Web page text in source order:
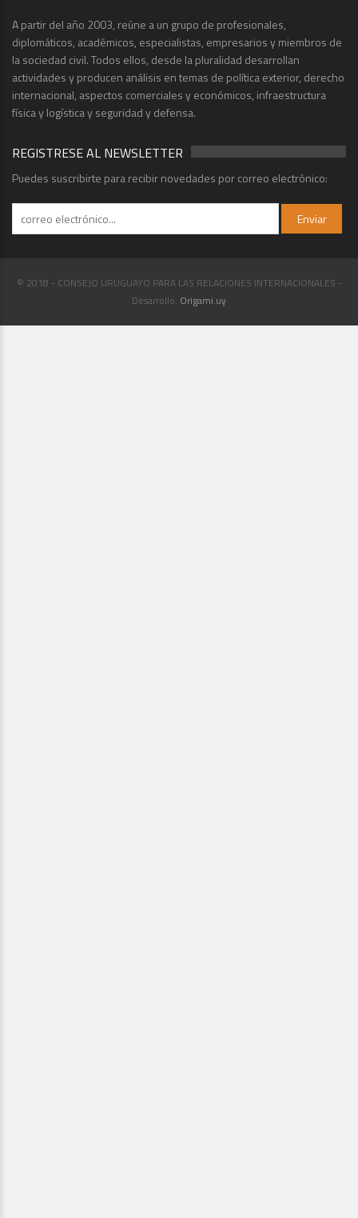
A partir del año 2003, reúne a un grupo de profesionales,
diplomáticos, académicos, especialistas, empresarios y miembros de
la sociedad civil. Todos ellos, desde la pluralidad desarrollan
actividades y producen análisis en temas de política exterior, derecho
internacional, aspectos comerciales y económicos, infraestructura
física y logística y seguridad y defensa.
REGISTRESE AL NEWSLETTER
Puedes suscribirte para recibir novedades por correo electrónico:
© 2018 - CONSEJO URUGUAYO PARA LAS RELACIONES INTERNACIONALES -
Desarrollo: Origami.uy